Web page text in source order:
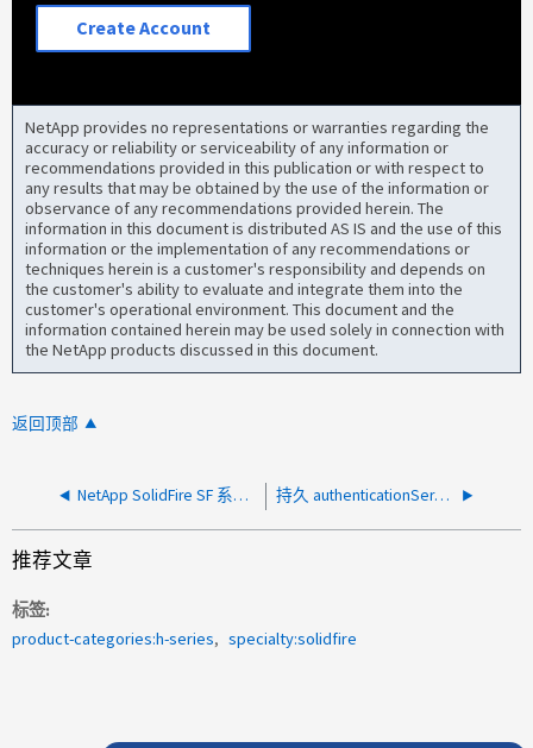
Create Account
NetApp provides no representations or warranties regarding the
accuracy or reliability or serviceability of any information or
recommendations provided in this publication or with respect to
any results that may be obtained by the use of the information or
observance of any recommendations provided herein. The
information in this document is distributed AS IS and the use of this
information or the implementation of any recommendations or
techniques herein is a customer's responsibility and depends on
the customer's ability to evaluate and integrate them into the
customer's operational environment. This document and the
information contained herein may be used solely in connection with
the NetApp products discussed in this document.
返回顶部
NetApp SolidFire SF 系列上的永久性 BMC 自检失败警报 节点 持久 authenticationServiceFault
推荐文章
标签
product-categories:h-series
specialty:solidfire